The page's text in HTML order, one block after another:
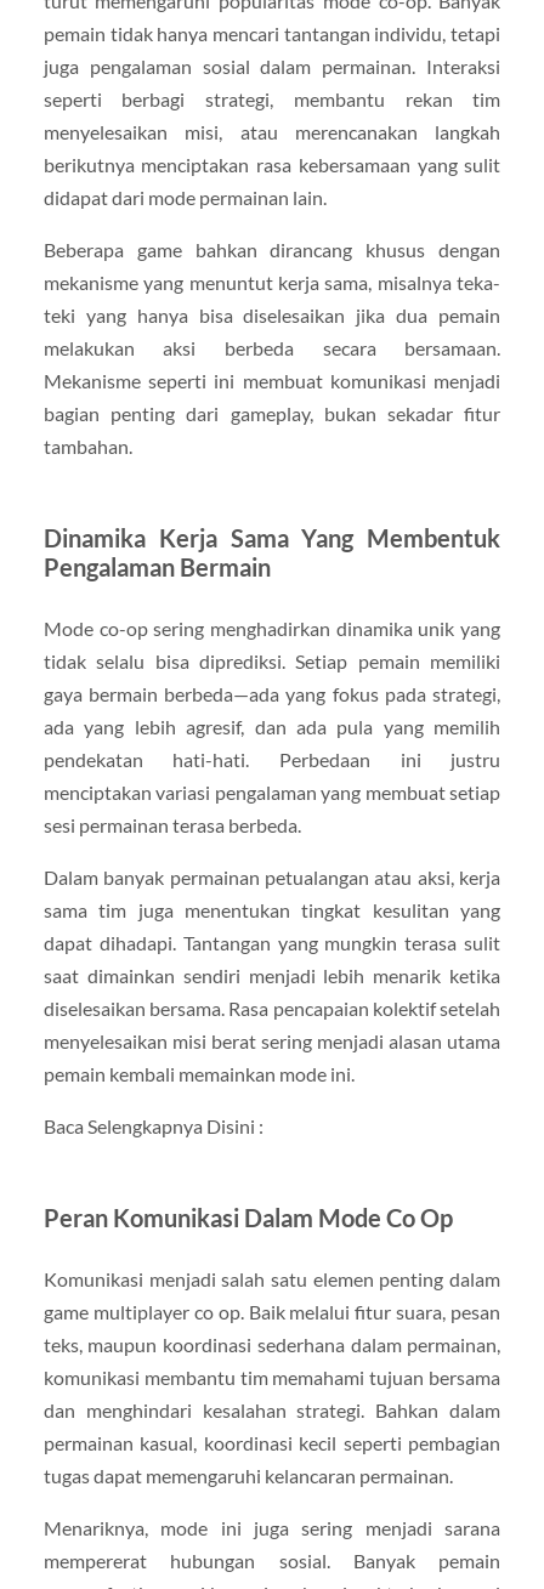
pemain tidak hanya mencari tantangan individu, tetapi
juga pengalaman sosial dalam permainan. Interaksi
seperti berbagi strategi, membantu rekan tim
menyelesaikan misi, atau merencanakan langkah
berikutnya menciptakan rasa kebersamaan yang sulit
didapat dari mode permainan lain.
Beberapa game bahkan dirancang khusus dengan
mekanisme yang menuntut kerja sama, misalnya teka-
teki yang hanya bisa diselesaikan jika dua pemain
melakukan aksi berbeda secara bersamaan.
Mekanisme seperti ini membuat komunikasi menjadi
bagian penting dari gameplay, bukan sekadar fitur
tambahan.
Dinamika Kerja Sama Yang Membentuk
Pengalaman Bermain
Mode co-op sering menghadirkan dinamika unik yang
tidak selalu bisa diprediksi. Setiap pemain memiliki
gaya bermain berbeda—ada yang fokus pada strategi,
ada yang lebih agresif, dan ada pula yang memilih
pendekatan hati-hati. Perbedaan ini justru
menciptakan variasi pengalaman yang membuat setiap
sesi permainan terasa berbeda.
Dalam banyak permainan petualangan atau aksi, kerja
sama tim juga menentukan tingkat kesulitan yang
dapat dihadapi. Tantangan yang mungkin terasa sulit
saat dimainkan sendiri menjadi lebih menarik ketika
diselesaikan bersama. Rasa pencapaian kolektif setelah
menyelesaikan misi berat sering menjadi alasan utama
pemain kembali memainkan mode ini.
Baca Selengkapnya Disini :
Peran Komunikasi Dalam Mode Co Op
Komunikasi menjadi salah satu elemen penting dalam
game multiplayer co op. Baik melalui fitur suara, pesan
teks, maupun koordinasi sederhana dalam permainan,
komunikasi membantu tim memahami tujuan bersama
dan menghindari kesalahan strategi. Bahkan dalam
permainan kasual, koordinasi kecil seperti pembagian
tugas dapat memengaruhi kelancaran permainan.
Menariknya, mode ini juga sering menjadi sarana
mempererat hubungan sosial. Banyak pemain